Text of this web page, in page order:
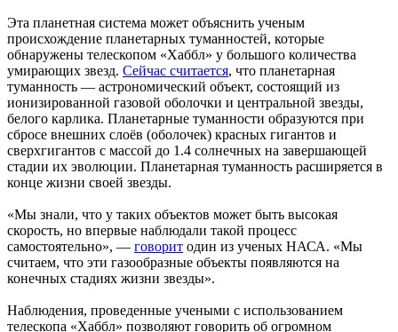
Эта планетная система может объяснить ученым
происхождение планетарных туманностей, которые
обнаружены телескопом «Хаббл» у большого количества
умирающих звезд. Сейчас считается, что планетарная
туманность — астрономический объект, состоящий из
ионизированной газовой оболочки и центральной звезды,
белого карлика. Планетарные туманности образуются при
сбросе внешних слоёв (оболочек) красных гигантов и
сверхгигантов с массой до 1.4 солнечных на завершающей
стадии их эволюции. Планетарная туманность расширяется в
конце жизни своей звезды.
«Мы знали, что у таких объектов может быть высокая
скорость, но впервые наблюдали такой процесс
самостоятельно», — говорит один из ученых НАСА. «Мы
считаем, что эти газообразные объекты появляются на
конечных стадиях жизни звезды».
Наблюдения, проведенные учеными с использованием
телескопа «Хаббл» позволяют говорить об огромном